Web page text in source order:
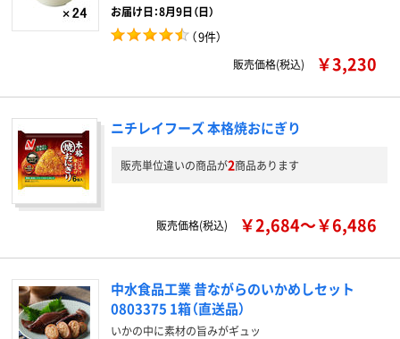
お届け日：8月9日（日）
（9件）
販売価格(税込) ￥3,230
ニチレイフーズ 本格焼おにぎり
販売単位違いの商品が2商品あります
販売価格(税込) ￥2,684～￥6,486
中水食品工業 昔ながらのいかめしセット
0803375 1箱（直送品）
いかの中に素材の旨みがギュッ